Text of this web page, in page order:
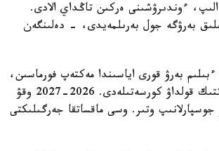
ءوندىرۋشىنى ەركىن تاڭداي الادى.
بەرۋگە جول بەرىلمەيدى، - دەلىنگەن
ءبىلىم بەرۋ قورى اياسىندا مەكتەپ فورماسىن،
اياق كيىم مەن مەكتەپكە قاجەتتى قۇرالداردى ساتىپ الۋعا مەملەكەتتىك قولداۋ كورسەتىلەدى. 2026-2027 وقۋ
مىڭعا جۋىق بالانى قامتۋ جوسپارلانىپ وتىر. وسى ماقساتقا جەرگىلىكتى